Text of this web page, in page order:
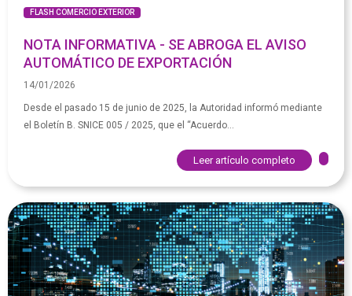
FLASH COMERCIO EXTERIOR
NOTA INFORMATIVA - SE ABROGA EL AVISO
AUTOMÁTICO DE EXPORTACIÓN
14/01/2026
Desde el pasado 15 de junio de 2025, la Autoridad informó mediante
el Boletín B. SNICE 005 / 2025, que el “Acuerdo...
Leer artículo completo